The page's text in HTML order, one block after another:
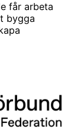
får arbeta
bygga